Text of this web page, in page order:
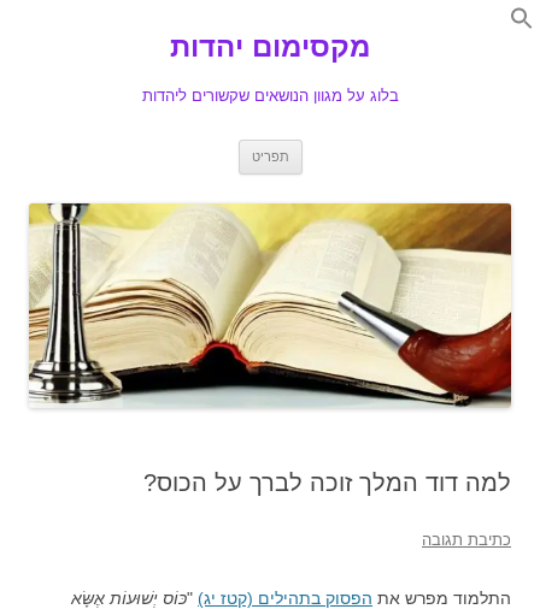
Search
מקסימום יהדות
בלוג על מגוון הנושאים שקשורים ליהדות
תפריט
למה דוד המלך זוכה לברך על הכוס?
כתיבת תגובה
התלמוד מפרש את הפסוק בתהילים (קטז יג) "כּוֹס יְשׁוּעוֹת אֶשָּׂא